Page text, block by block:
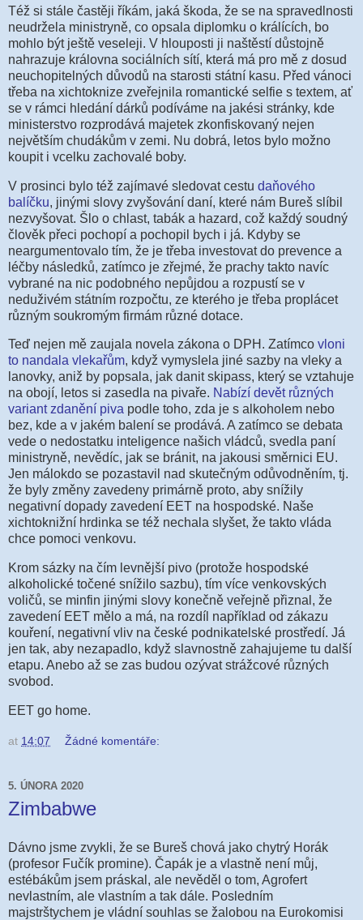
Též si stále častěji říkám, jaká škoda, že se na spravedlnosti
neudržela ministryně, co opsala diplomku o králících, bo
mohlo být ještě veseleji. V hlouposti ji naštěstí důstojně
nahrazuje královna sociálních sítí, která má pro mě z dosud
neuchopitelných důvodů na starosti státní kasu. Před vánoci
třeba na xichtoknize zveřejnila romantické selfie s textem, ať
se v rámci hledání dárků podíváme na jakési stránky, kde
ministerstvo rozprodává majetek zkonfiskovaný nejen
největším chudákům v zemi. Nu dobrá, letos bylo možno
koupit i vcelku zachovalé boby.
V prosinci bylo též zajímavé sledovat cestu daňového
balíčku, jinými slovy zvyšování daní, které nám Bureš slíbil
nezvyšovat. Šlo o chlast, tabák a hazard, což každý soudný
člověk přeci pochopí a pochopil bych i já. Kdyby se
neargumentovalo tím, že je třeba investovat do prevence a
léčby následků, zatímco je zřejmé, že prachy takto navíc
vybrané na nic podobného nepůjdou a rozpustí se v
neduživém státním rozpočtu, ze kterého je třeba proplácet
různým soukromým firmám různé dotace.
Teď nejen mě zaujala novela zákona o DPH. Zatímco vloni
to nandala vlekařům, když vymyslela jiné sazby na vleky a
lanovky, aniž by popsala, jak danit skipass, který se vztahuje
na obojí, letos si zasedla na pivaře. Nabízí devět různých
variant zdanění piva podle toho, zda je s alkoholem nebo
bez, kde a v jakém balení se prodává. A zatímco se debata
vede o nedostatku inteligence našich vládců, svedla paní
ministryně, nevědíc, jak se bránit, na jakousi směrnici EU.
Jen málokdo se pozastavil nad skutečným odůvodněním, tj.
že byly změny zavedeny primárně proto, aby snížily
negativní dopady zavedení EET na hospodské. Naše
xichtoknižní hrdinka se též nechala slyšet, že takto vláda
chce pomoci venkovu.
Krom sázky na čím levnější pivo (protože hospodské
alkoholické točené snížilo sazbu), tím více venkovských
voličů, se minfin jinými slovy konečně veřejně přiznal, že
zavedení EET mělo a má, na rozdíl například od zákazu
kouření, negativní vliv na české podnikatelské prostředí. Já
jen tak, aby nezapadlo, když slavnostně zahajujeme tu další
etapu. Anebo až se zas budou ozývat strážcové různých
svobod.
EET go home.
at 14:07 Žádné komentáře:
5. ÚNORA 2020
Zimbabwe
Dávno jsme zvykli, že se Bureš chová jako chytrý Horák
(profesor Fučík promine). Čapák je a vlastně není můj,
estébákům jsem práskal, ale nevěděl o tom, Agrofert
nevlastním, ale vlastním a tak dále. Posledním
majstrštychem je vládní souhlas se žalobou na Eurokomisi